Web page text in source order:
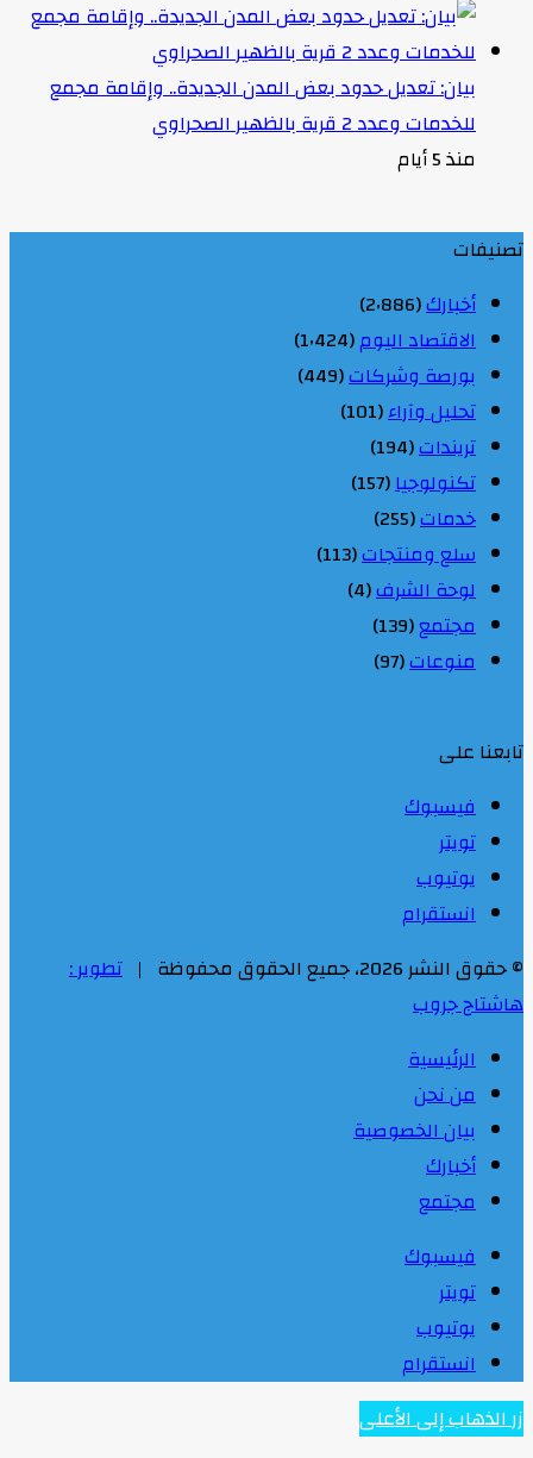
بيان: تعديل حدود بعض المدن الجديدة.. وإقامة مجمع
للخدمات وعدد 2 قرية بالظهير الصحراوي
منذ 5 أيام
تصنيفات
أخبارك(2٬886)
الاقتصاد اليوم(1٬424)
بورصة وشركات(449)
تحليل وآراء(101)
تريندات(194)
تكنولوجيا(157)
خدمات(255)
سلع ومنتجات(113)
لوحة الشرف(4)
مجتمع(139)
منوعات(97)
تابعنا على
فيسبوك
تويتر
يوتيوب
انستقرام
© حقوق النشر 2026، جميع الحقوق محفوظة |
تطوير :
هاشتاج جروب
الرئيسية
من نحن
بيان الخصوصية
أخبارك
مجتمع
فيسبوك
تويتر
يوتيوب
انستقرام
زر الذهاب إلى الأعلى